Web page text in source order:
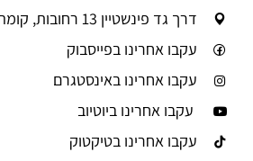
דרך גד פינשטיין 13 רחובות, קומה 3, מחסן 303
עקבו אחרינו בפייסבוק
עקבו אחרינו באינסטגרם
עקבו אחרינו ביוטיוב
עקבו אחרינו בטיקטוק